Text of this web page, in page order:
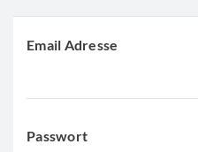
Email Adresse
Passwort